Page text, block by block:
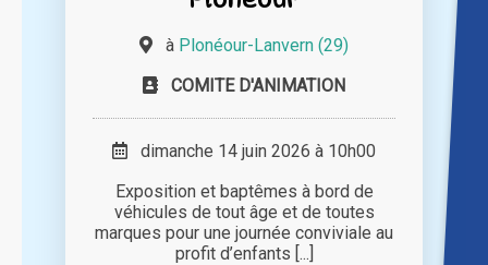
à Plonéour-Lanvern (29)
COMITE D'ANIMATION
dimanche 14 juin 2026 à 10h00
Exposition et baptêmes à bord de
véhicules de tout âge et de toutes
marques pour une journée conviviale au
profit d’enfants [...]